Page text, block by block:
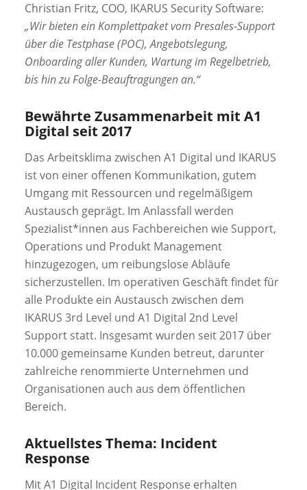
Christian Fritz, COO, IKARUS Security Software:
„Wir bieten ein Komplettpaket vom Presales-Support
über die Testphase (POC), Angebotslegung,
Onboarding aller Kunden, Wartung im Regelbetrieb,
bis hin zu Folge-Beauftragungen an.“
Bewährte Zusammenarbeit mit A1
Digital seit 2017
Das Arbeitsklima zwischen A1 Digital und IKARUS
ist von einer offenen Kommunikation, gutem
Umgang mit Ressourcen und regelmäßigem
Austausch geprägt. Im Anlassfall werden
Spezialist*innen aus Fachbereichen wie Support,
Operations und Produkt Management
hinzugezogen, um reibungslose Abläufe
sicherzustellen. Im operativen Geschäft findet für
alle Produkte ein Austausch zwischen dem
IKARUS 3rd Level und A1 Digital 2nd Level
Support statt. Insgesamt wurden seit 2017 über
10.000 gemeinsame Kunden betreut, darunter
zahlreiche renommierte Unternehmen und
Organisationen auch aus dem öffentlichen
Bereich.
Aktuellstes Thema: Incident
Response
Mit A1 Digital Incident Response erhalten